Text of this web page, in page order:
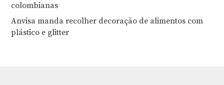
colombianas
Anvisa manda recolher decoração de alimentos com
plástico e glitter